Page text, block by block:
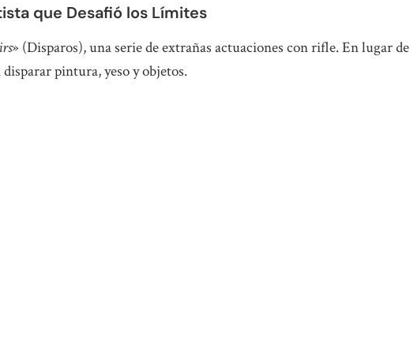
que Desafió los Límites
» (Disparos), una serie de extrañas actuaciones con rifle. En lugar de
pintura, yeso y objetos.